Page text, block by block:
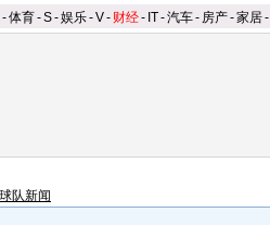
-体育-S-娱乐-V- 财经- IT-汽车- 房产-家居-
队新闻